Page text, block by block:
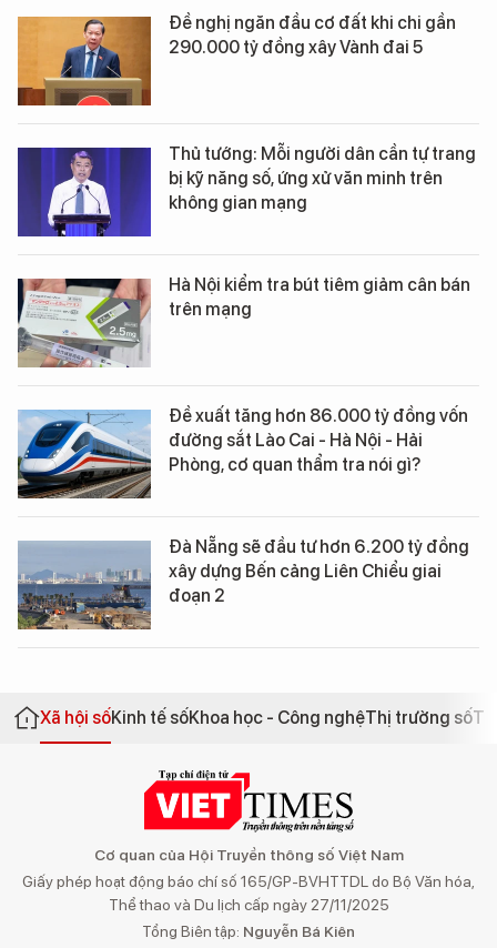
Đề nghị ngăn đầu cơ đất khi chi gần
290.000 tỷ đồng xây Vành đai 5
Thủ tướng: Mỗi người dân cần tự trang
bị kỹ năng số, ứng xử văn minh trên
không gian mạng
Hà Nội kiểm tra bút tiêm giảm cân bán
trên mạng
Đề xuất tăng hơn 86.000 tỷ đồng vốn
đường sắt Lào Cai - Hà Nội - Hải
Phòng, cơ quan thẩm tra nói gì?
Đà Nẵng sẽ đầu tư hơn 6.200 tỷ đồng
xây dựng Bến cảng Liên Chiểu giai
đoạn 2
Xã hội sốKinh tế sốKhoa học - Công nghệThị trường số
Cơ quan của Hội Truyền thông số Việt Nam
Giấy phép hoạt động báo chí số 165/GP-BVHTTDL do Bộ Văn hóa,
Thể thao và Du lịch cấp ngày 27/11/2025
Tổng Biên tập: Nguyễn Bá Kiên